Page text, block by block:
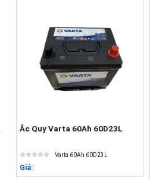
Ắc Quy Varta 60Ah 60D23L
Varta 60Ah 60D23L
Giá: